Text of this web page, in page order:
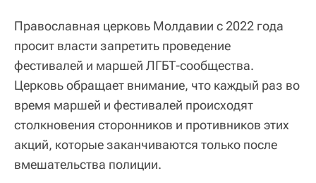
Православная церковь Молдавии с 2022 года
просит власти запретить проведение
фестивалей и маршей ЛГБТ-сообщества.
Церковь обращает внимание, что каждый раз во
время маршей и фестивалей происходят
столкновения сторонников и противников этих
акций, которые заканчиваются только после
вмешательства полиции.